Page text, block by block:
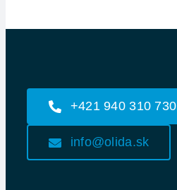
+421 940 310 730
info@olida.sk